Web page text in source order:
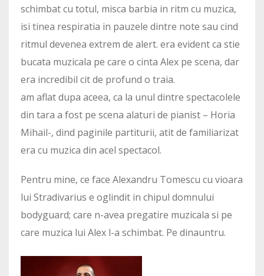
schimbat cu totul, misca barbia in ritm cu muzica,
isi tinea respiratia in pauzele dintre note sau cind
ritmul devenea extrem de alert. era evident ca stie
bucata muzicala pe care o cinta Alex pe scena, dar
era incredibil cit de profund o traia.
am aflat dupa aceea, ca la unul dintre spectacolele
din tara a fost pe scena alaturi de pianist – Horia
Mihail-, dind paginile partiturii, atit de familiarizat
era cu muzica din acel spectacol.
Pentru mine, ce face Alexandru Tomescu cu vioara
lui Stradivarius e oglindit in chipul domnului
bodyguard; care n-avea pregatire muzicala si pe
care muzica lui Alex l-a schimbat. Pe dinauntru.